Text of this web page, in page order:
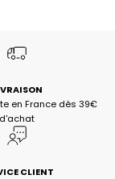
en France dès 39€
d'achat
CLIENT